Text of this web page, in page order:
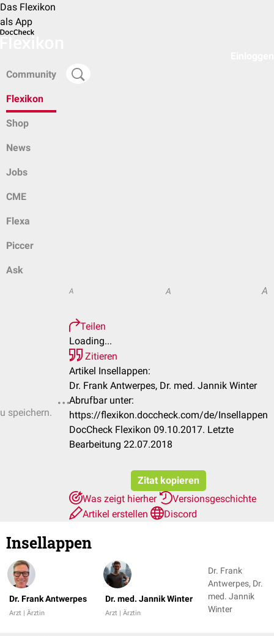
Das Flexikon
als App
Community
Flexikon
Shop
News
Jobs
CME
Flexa
Piccer
Ask
speichern.
A A A
Teilen
Loading...
Zitieren
Artikel Insellappen:
Dr. Frank Antwerpes, Dr. med. Jannik Winter
Abrufbar unter:
https://flexikon.doccheck.com/de/Insellappen
DocCheck Flexikon 09.10.2017. Letzte
Bearbeitung 22.07.2018
Zitat kopieren
Was zeigt hierher
Versionsgeschichte
Artikel erstellen
Discord
Insellappen
Dr. Frank Antwerpes
Arzt | Ärztin
Dr. med. Jannik Winter
Arzt | Ärztin
Dr. Frank
Antwerpes, Dr.
med. Jannik
Winter